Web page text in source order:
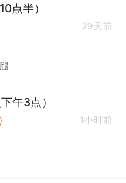
点半）
29天前
午3点）
1小时前